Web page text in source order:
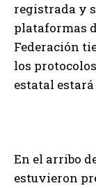
registrada y
plataformas
Federación
los
estatal
En el arribo
estuvieron